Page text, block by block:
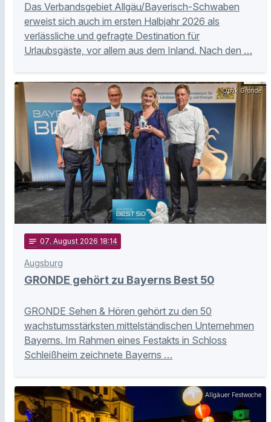
Das Verbandsgebiet Allgäu/Bayerisch-Schwaben
erweist sich auch im ersten Halbjahr 2026 als
verlässliche und gefragte Destination für
Urlaubsgäste, vor allem aus dem Inland. Nach den …
Optik Gronde
notes 07. August 2026 18:14
Augsburg
GRONDE gehört zu Bayerns Best 50
GRONDE Sehen & Hören gehört zu den 50
wachstumsstärksten mittelständischen Unternehmen
Bayerns. Im Rahmen eines Festakts in Schloss
Schleißheim zeichnete Bayerns …
Allgäuer Festwoche